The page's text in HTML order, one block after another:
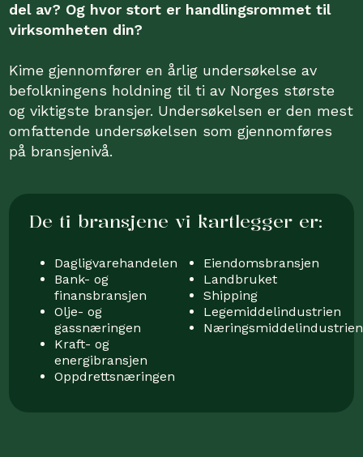
del av? Og hvor stort er handlingsrommet til
virksomheten din?
Kime gjennomfører en årlig undersøkelse av
befolkningens holdning til ti av Norges største
og viktigste bransjer. Undersøkelsen er den mest
omfattende undersøkelsen som gjennomføres
på bransjenivå.
De ti bransjene vi kartlegger er:
Dagligvarehandelen
Bank- og
finansbransjen
Olje- og
gassnæringen
Kraft- og
energibransjen
Oppdrettsnæringen
Eiendomsbransjen
Landbruket
Shipping
Legemiddelindustrien
Næringsmiddelindustrien